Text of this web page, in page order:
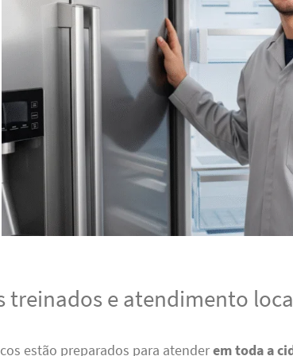
treinados e atendimento
estão preparados para atenderem toda a